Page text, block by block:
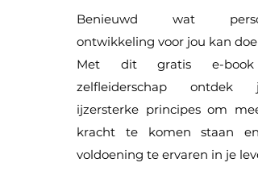
Benieuwd wat
ontwikkeling voor jou kan
Met dit gratis e-book
zelfleiderschap ontdek
ijzersterke principes om
kracht te komen staan en
voldoening te ervaren in je